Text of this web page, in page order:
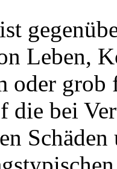
Leben,
oder grob
die bei